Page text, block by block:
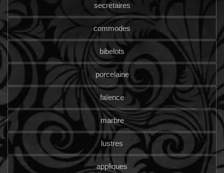
secrétaires
commodes
bibelots
porcelaine
faïence
marbre
lustres
appliques